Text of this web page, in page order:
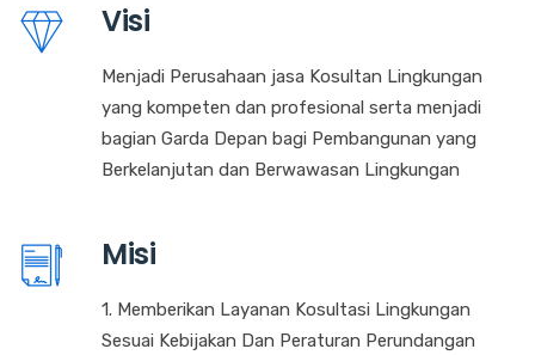
Visi
Menjadi Perusahaan jasa Kosultan Lingkungan
yang kompeten dan profesional serta menjadi
bagian Garda Depan bagi Pembangunan yang
Berkelanjutan dan Berwawasan Lingkungan
Misi
1. Memberikan Layanan Kosultasi Lingkungan
Sesuai Kebijakan Dan Peraturan Perundangan